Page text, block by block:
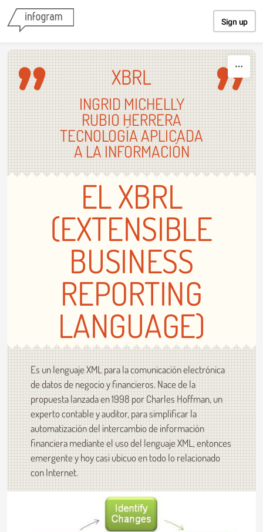
Sign up
XBRL
INGRID MICHELLY
RUBIO HERRERA
TECNOLOGÍA APLICADA
A LA INFORMACIÓN
EL XBRL
(EXTENSIBLE
BUSINESS
REPORTING
LANGUAGE)
Es un lenguaje XML para la comunicación electrónica
de datos de negocio y financieros. Nace de la
propuesta lanzada en 1998 por Charles Hoffman, un
experto contable y auditor, para simplificar la
automatización del intercambio de información
financiera mediante el uso del lenguaje XML, entonces
emergente y hoy casi ubicuo en todo lo relacionado
con Internet.